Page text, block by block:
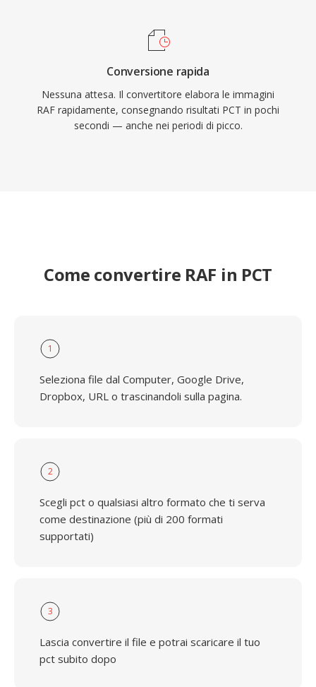
Conversione rapida
Nessuna attesa. Il convertitore elabora le immagini
RAF rapidamente, consegnando risultati PCT in pochi
secondi — anche nei periodi di picco.
Come convertire RAF in PCT
1
Seleziona file dal Computer, Google Drive,
Dropbox, URL o trascinandoli sulla pagina.
2
Scegli pct o qualsiasi altro formato che ti serva
come destinazione (più di 200 formati
supportati)
3
Lascia convertire il file e potrai scaricare il tuo
pct subito dopo